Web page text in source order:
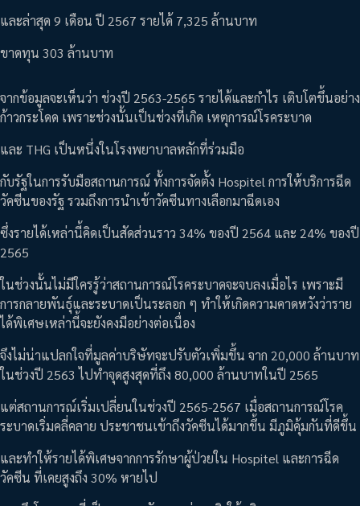
และล่าสุด 9 เดือน ปี 2567 รายได้ 7,325 ล้านบาท
ขาดทุน 303 ล้านบาท
จากข้อมูลจะเห็นว่า ช่วงปี 2563-2565 รายได้และกำไร เติบโตขึ้นอย่าง
ก้าวกระโดด เพราะช่วงนั้นเป็นช่วงที่เกิด เหตุการณ์โรคระบาด
และ THG เป็นหนึ่งในโรงพยาบาลหลักที่ร่วมมือ
กับรัฐในการรับมือสถานการณ์ ทั้งการจัดตั้ง Hospitel การให้บริการฉีด
วัคซีนของรัฐ รวมถึงการนำเข้าวัคซีนทางเลือกมาฉีดเอง
ซึ่งรายได้เหล่านี้คิดเป็นสัดส่วนราว 34% ของปี 2564 และ 24% ของปี
2565
ในช่วงนั้นไม่มีใครรู้ว่าสถานการณ์โรคระบาดจะจบลงเมื่อไร เพราะมี
การกลายพันธุ์และระบาดเป็นระลอก ๆ ทำให้เกิดความคาดหวังว่าราย
ได้พิเศษเหล่านี้จะยังคงมีอย่างต่อเนื่อง
จึงไม่น่าแปลกใจที่มูลค่าบริษัทจะปรับตัวเพิ่มขึ้น จาก 20,000 ล้านบาท
ในช่วงปี 2563 ไปทำจุดสูงสุดที่ถึง 80,000 ล้านบาทในปี 2565
แต่สถานการณ์เริ่มเปลี่ยนในช่วงปี 2565-2567 เมื่อสถานการณ์โรค
ระบาดเริ่มคลี่คลาย ประชาชนเข้าถึงวัคซีนได้มากขึ้น มีภูมิคุ้มกันที่ดีขึ้น
และทำให้รายได้พิเศษจากการรักษาผู้ป่วยใน Hospitel และการฉีด
วัคซีน ที่เคยสูงถึง 30% หายไป